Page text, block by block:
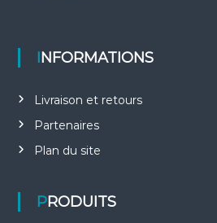
INFORMATIONS
Livraison et retours
Partenaires
Plan du site
PRODUITS